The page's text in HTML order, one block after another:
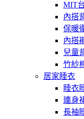
MIT
內搭
保暖
內搭
兒童
竹紗
居家睡衣
睡衣
連身
長袖